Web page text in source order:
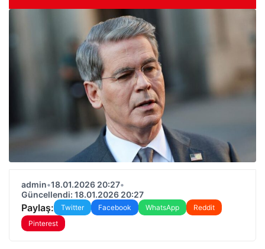
admin•18.01.2026 20:27•
Güncellendi: 18.01.2026 20:27
Paylaş: Twitter Facebook WhatsApp
Reddit
Pinterest